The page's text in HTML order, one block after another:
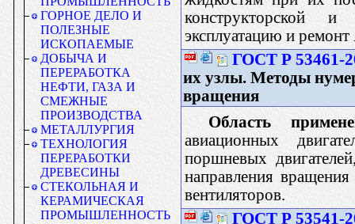
ГОРНОЕ ДЕЛО И
ПОЛЕЗНЫЕ
ИСКОПАЕМЫЕ
ДОБЫЧА И
ПЕРЕРАБОТКА
НЕФТИ, ГАЗА И
СМЕЖНЫЕ
ПРОИЗВОДСТВА
МЕТАЛЛУРГИЯ
ТЕХНОЛОГИЯ
ПЕРЕРАБОТКИ
ДРЕВЕСИНЫ
СТЕКОЛЬНАЯ И
КЕРАМИЧЕСКАЯ
ПРОМЫШЛЕННОСТЬ
конструкторской и
эксплуатацию и
ГОСТ Р 53461-
их узлы. Методы
вращения
Область
авиационных
поршневых
направления
вентиляторов.
ГОСТ Р 53541-